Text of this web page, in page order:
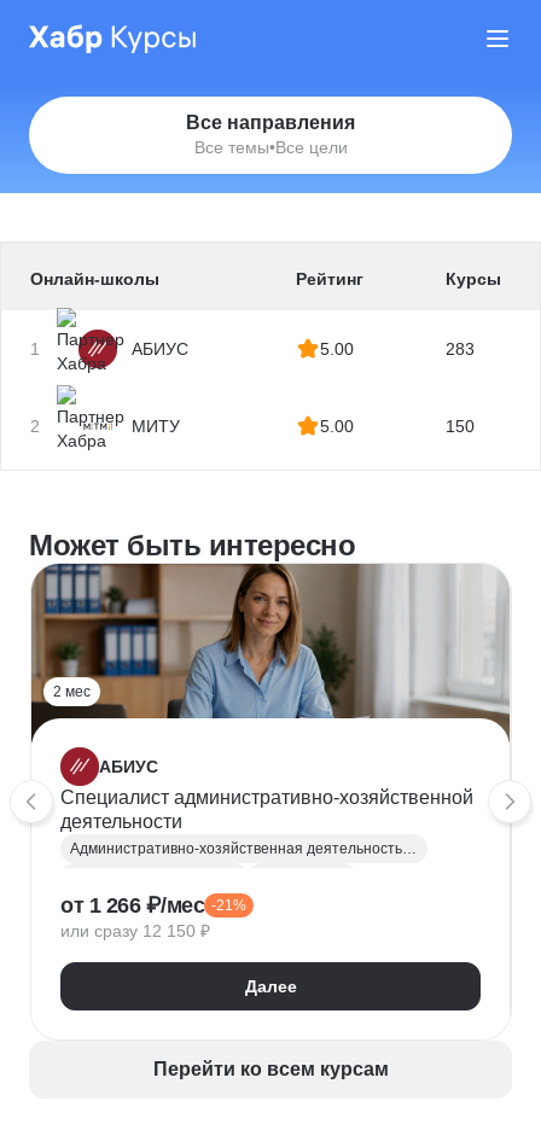
Все направления
Все темы•Все цели
Онлайн-школы Рейтинг Курсы
1 АБИУС 5.00 283
2 МИТУ 5.00 150
Может быть интересно
2 мес
АБИУС
Специалист административно-хозяйственной
деятельности
Административно-хозяйственная деятельность (АХД)
Сопровождение руководителя
от 1 266 ₽/мес -21%
или сразу 12 150 ₽
Далее
Перейти ко всем курсам